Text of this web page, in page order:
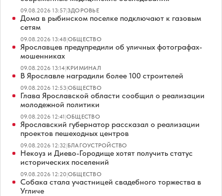
09.08.2026 13:57|ЗДОРОВЬЕ
Дома в рыбинском поселке подключают к газовым
сетям
09.08.2026 13:48|ОБЩЕСТВО
Ярославцев предупредили об уличных фотографах-
мошенниках
09.08.2026 13:14|КРИМИНАЛ
В Ярославле наградили более 100 строителей
09.08.2026 12:53|ОБЩЕСТВО
Глава Ярославской области сообщил о реализации
молодежной политики
09.08.2026 12:41|ОБЩЕСТВО
Ярославский губернатор рассказал о реализации
проектов пешеходных центров
09.08.2026 12:32|БЛАГОУСТРОЙСТВО
Некоуз и Диево-Городище хотят получить статус
исторических поселений
09.08.2026 12:20|ОБЩЕСТВО
Собака стала участницей свадебного торжества в
Угличе